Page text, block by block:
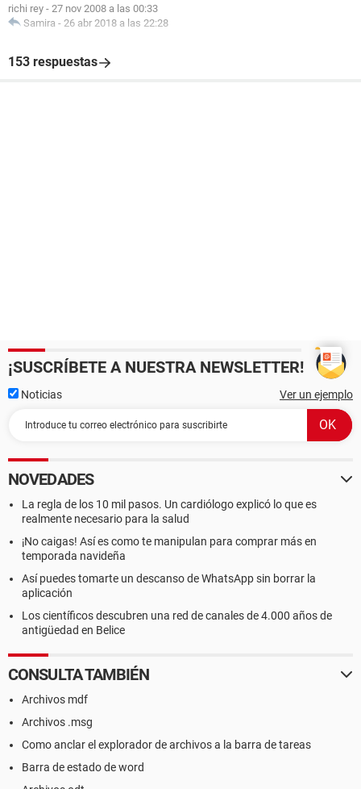
richi rey - 27 nov 2008 a las 00:33
Samira - 26 abr 2018 a las 22:28
153 respuestas
¡SUSCRÍBETE A NUESTRA NEWSLETTER!
Noticias Ver un ejemplo
NOVEDADES
La regla de los 10 mil pasos. Un cardiólogo explicó lo que es
realmente necesario para la salud
¡No caigas! Así es como te manipulan para comprar más en
temporada navideña
Así puedes tomarte un descanso de WhatsApp sin borrar la
aplicación
Los científicos descubren una red de canales de 4.000 años de
antigüedad en Belice
CONSULTA TAMBIÉN
Archivos mdf
Archivos .msg
Como anclar el explorador de archivos a la barra de tareas
Barra de estado de word